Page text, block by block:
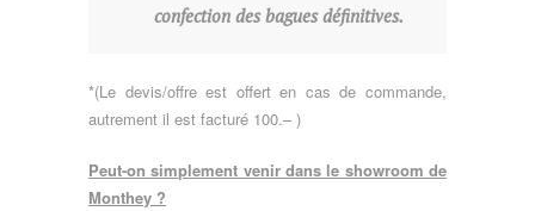
confection des bagues définitives.
*(Le devis/offre est offert en cas de commande,
autrement il est facturé 100.– )
Peut-on simplement venir dans le showroom de
Monthey ?